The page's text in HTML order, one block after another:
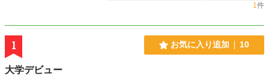
1件
1 お気に入り追加 10
大学デビュー